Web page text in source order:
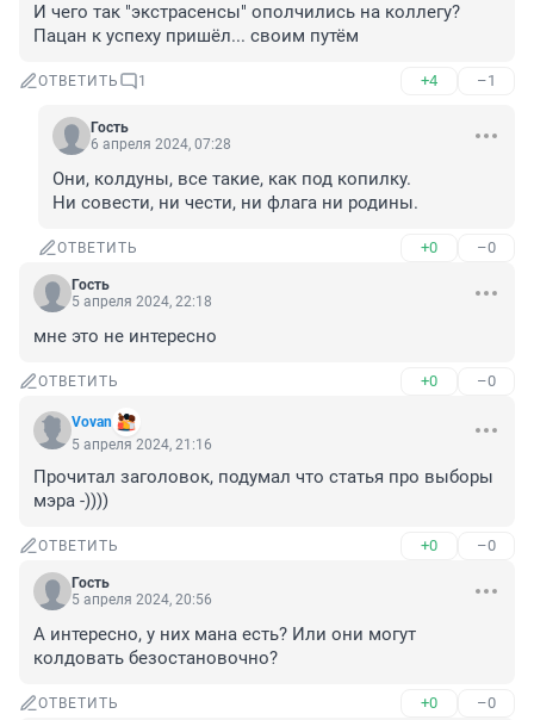
И чего так "экстрасенсы" ополчились на коллегу?
Пацан к успеху пришёл... своим путём
ОТВЕТИТЬ 1 +4 –1
Гость
6 апреля 2024, 07:28
Они, колдуны, все такие, как под копилку.
Ни совести, ни чести, ни флага ни родины.
ОТВЕТИТЬ +0 –0
Гость
5 апреля 2024, 22:18
мне это не интересно
ОТВЕТИТЬ +0 –0
Vovan
5 апреля 2024, 21:16
Прочитал заголовок, подумал что статья про выборы
мэра -))))
ОТВЕТИТЬ +0 –0
Гость
5 апреля 2024, 20:56
А интересно, у них мана есть? Или они могут
колдовать безостановочно?
ОТВЕТИТЬ +0 –0